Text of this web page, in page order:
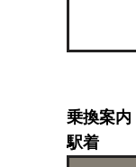
乗換案
駅着